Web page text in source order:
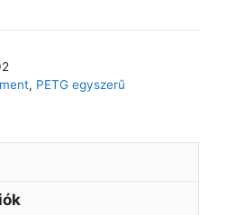
, PETG egyszerű